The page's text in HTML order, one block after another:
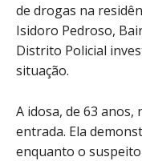
de drogas na
Isidoro Pedroso,
Distrito Policial
situação.
A idosa, de 63
entrada. Ela
enquanto o